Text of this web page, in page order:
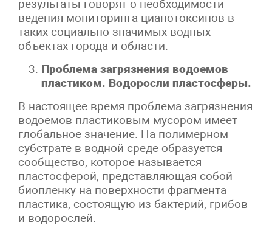
результаты говорят о необходимости
ведения мониторинга цианотоксинов в
таких социально значимых водных
объектах города и области.
Проблема загрязнения водоемов
пластиком. Водоросли пластосферы.
В настоящее время проблема загрязнения
водоемов пластиковым мусором имеет
глобальное значение. На полимерном
субстрате в водной среде образуется
сообщество, которое называется
пластосферой, представляющая собой
биопленку на поверхности фрагмента
пластика, состоящую из бактерий, грибов
и водорослей.